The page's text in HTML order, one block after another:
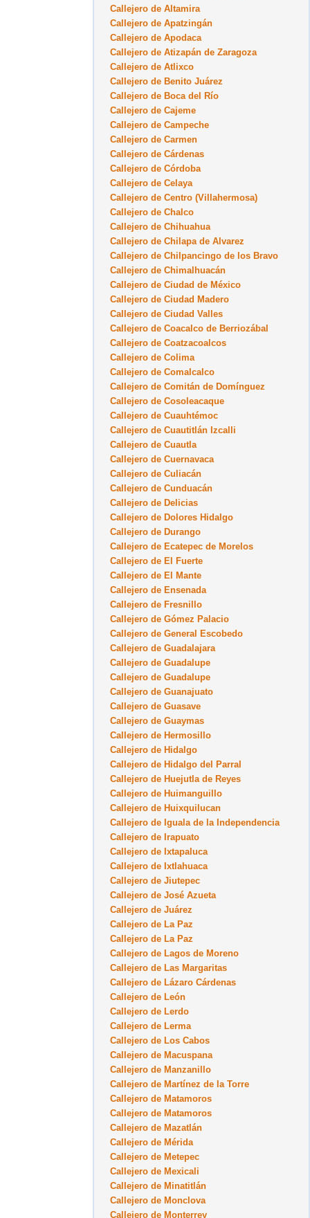
Callejero de Altamira
Callejero de Apatzingán
Callejero de Apodaca
Callejero de Atizapán de Zaragoza
Callejero de Atlixco
Callejero de Benito Juárez
Callejero de Boca del Río
Callejero de Cajeme
Callejero de Campeche
Callejero de Carmen
Callejero de Cárdenas
Callejero de Córdoba
Callejero de Celaya
Callejero de Centro (Villahermosa)
Callejero de Chalco
Callejero de Chihuahua
Callejero de Chilapa de Alvarez
Callejero de Chilpancingo de los Bravo
Callejero de Chimalhuacán
Callejero de Ciudad de México
Callejero de Ciudad Madero
Callejero de Ciudad Valles
Callejero de Coacalco de Berriozábal
Callejero de Coatzacoalcos
Callejero de Colima
Callejero de Comalcalco
Callejero de Comitán de Domínguez
Callejero de Cosoleacaque
Callejero de Cuauhtémoc
Callejero de Cuautitlán Izcalli
Callejero de Cuautla
Callejero de Cuernavaca
Callejero de Culiacán
Callejero de Cunduacán
Callejero de Delicias
Callejero de Dolores Hidalgo
Callejero de Durango
Callejero de Ecatepec de Morelos
Callejero de El Fuerte
Callejero de El Mante
Callejero de Ensenada
Callejero de Fresnillo
Callejero de Gómez Palacio
Callejero de General Escobedo
Callejero de Guadalajara
Callejero de Guadalupe
Callejero de Guadalupe
Callejero de Guanajuato
Callejero de Guasave
Callejero de Guaymas
Callejero de Hermosillo
Callejero de Hidalgo
Callejero de Hidalgo del Parral
Callejero de Huejutla de Reyes
Callejero de Huimanguillo
Callejero de Huixquilucan
Callejero de Iguala de la Independencia
Callejero de Irapuato
Callejero de Ixtapaluca
Callejero de Ixtlahuaca
Callejero de Jiutepec
Callejero de José Azueta
Callejero de Juárez
Callejero de La Paz
Callejero de La Paz
Callejero de Lagos de Moreno
Callejero de Las Margaritas
Callejero de Lázaro Cárdenas
Callejero de León
Callejero de Lerdo
Callejero de Lerma
Callejero de Los Cabos
Callejero de Macuspana
Callejero de Manzanillo
Callejero de Martínez de la Torre
Callejero de Matamoros
Callejero de Matamoros
Callejero de Mazatlán
Callejero de Mérida
Callejero de Metepec
Callejero de Mexicali
Callejero de Minatitlán
Callejero de Monclova
Callejero de Monterrey